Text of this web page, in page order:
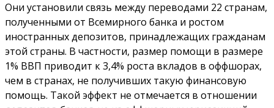
Они установили связь между переводами 22 странам,
полученными от Всемирного банка и ростом
иностранных депозитов, принадлежащих гражданам
этой страны. В частности, размер помощи в размере
1% ВВП приводит к 3,4% роста вкладов в оффшорах,
чем в странах, не получивших такую финансовую
помощь. Такой эффект не отмечается в отношении